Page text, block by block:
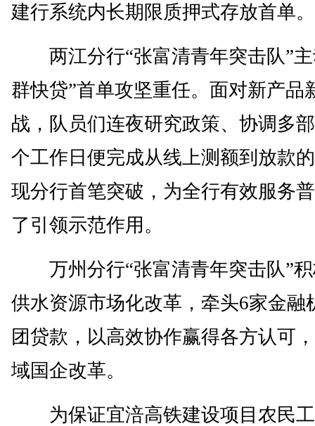
建行系统内长期限质押式存放首单。
两江分行“张富清青年突击队”主
群快贷”首单攻坚重任。面对新产品
战，队员们连夜研究政策、协调多
个工作日便完成从线上测额到放款
现分行首笔突破，为全行有效服务
了引领示范作用。
万州分行“张富清青年突击队”积
供水资源市场化改革，牵头6家金融
团贷款，以高效协作赢得各方认可
域国企改革。
为保证宜涪高铁建设项目农民工